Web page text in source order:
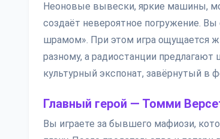
Неоновые вывески, яркие машины,
создаёт невероятное погружение.
шрамом». При этом игра ощущается
разному, а радиостанции
культурный экспонат, завёрнутый в
Главный герой — Томми
Вы играете за бывшего мафиози,